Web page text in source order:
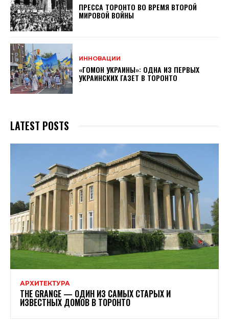
ПРЕССА ТОРОНТО ВО ВРЕМЯ ВТОРОЙ
МИРОВОЙ ВОЙНЫ
ИННОВАЦИИ
«ГОМОН УКРАИНЫ»: ОДНА ИЗ ПЕРВЫХ
УКРАИНСКИХ ГАЗЕТ В ТОРОНТО
LATEST POSTS
АРХИТЕКТУРА
THE GRANGE — ОДИН ИЗ САМЫХ СТАРЫХ И
ИЗВЕСТНЫХ ДОМОВ В ТОРОНТО